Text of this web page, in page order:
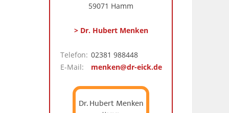
59071 Hamm
> Dr. Hubert Menken
Telefon: 02381 988448
E-Mail:
menken@dr-eick.de
Dr. Hubert Menken